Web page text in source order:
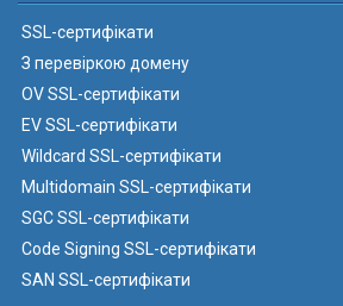
SSL-сертифікати
З перевіркою домену
OV SSL-сертифікати
EV SSL-сертифікати
Wildcard SSL-сертифікати
Multidomain SSL-сертифікати
SGC SSL-сертифікати
Code Signing SSL-сертифікати
SAN SSL-сертифікати